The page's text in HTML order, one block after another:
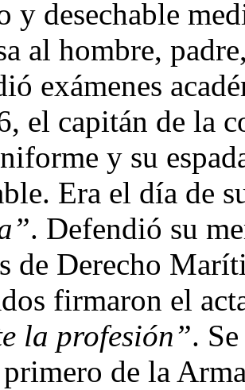
y desechable
al hombre,
exámenes
el capitán de la
y su
Era el día de
. Defendió su
de Derecho
firmaron el
la profesión”.
de la